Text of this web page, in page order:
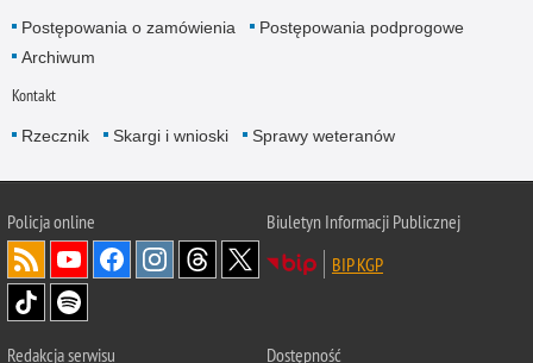
Postępowania o zamówienia
Postępowania podprogowe
Archiwum
Kontakt
Rzecznik Skargi i wnioski Sprawy weteranów
Policjaonline
Biuletyn Informacji Publicznej
BIP KGP
Redakcja serwisu Dostępność